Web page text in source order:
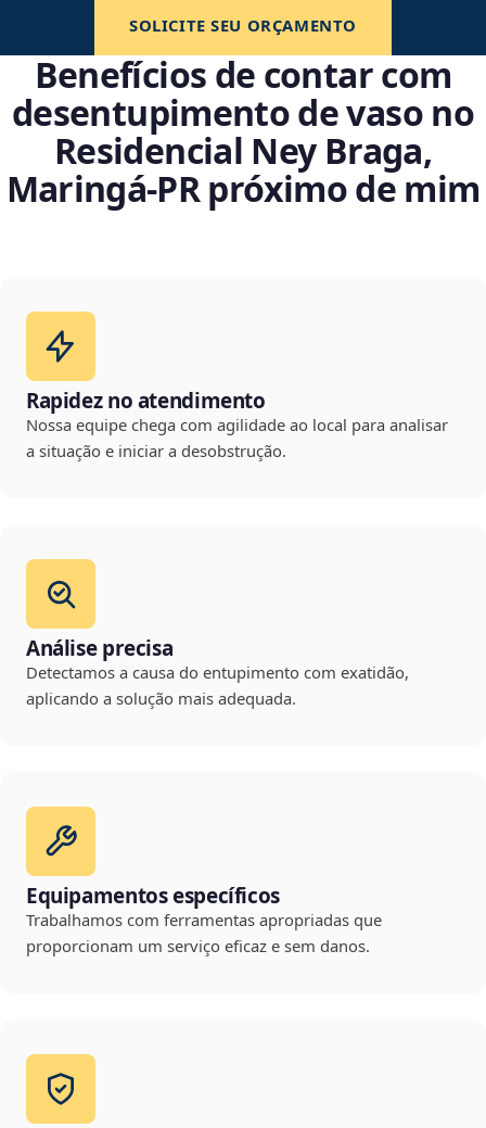
SOLICITE SEU ORÇAMENTO
Benefícios de contar com
desentupimento de vaso no
Residencial Ney Braga,
Maringá‑PR próximo de mim
Rapidez no atendimento
Nossa equipe chega com agilidade ao local para analisar
a situação e iniciar a desobstrução.
Análise precisa
Detectamos a causa do entupimento com exatidão,
aplicando a solução mais adequada.
Equipamentos específicos
Trabalhamos com ferramentas apropriadas que
proporcionam um serviço eficaz e sem danos.